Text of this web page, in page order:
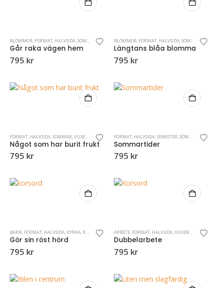
BLOMMOR, FORMAT, HALVSIDA,SOMMAR ,VUXENKRYSS
Går raka vägen hem
795 kr
BLOMMOR, FORMAT, HALVSIDA,SOMMAR ,
Längtans blåa blomma
795 kr
FORMAT, HALVSIDA,SOMMAR,VUXENKRYSS
Något som har burit frukt
795 kr
FORMAT, HALVSIDA,SEMESTER,SOMMAR ,
Sommartider
795 kr
BARN, FORMAT, HALVSIDA, KYRKA, RELIGIÖSA KORSORD ,VUXENKRYSS
Gör sin röst hörd
795 kr
ARBETE, FORMAT, HALVSIDA,VUXENKRYSS
Dubbelarbete
795 kr